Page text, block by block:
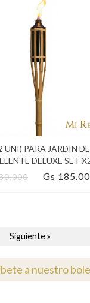
UNI) PARA JARDIN
DELUXE SET
Gs
Siguiente »
a nuestro